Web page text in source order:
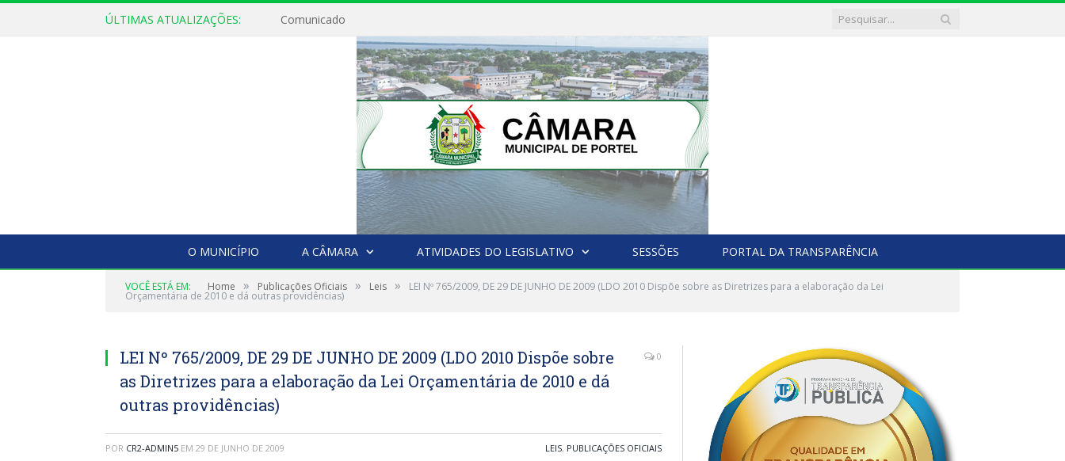
ÚLTIMAS ATUALIZAÇÕES: Comunicado
O MUNICÍPIO A CÂMARA ATIVIDADES DO LEGISLATIVO SESSÕES PORTAL DA TRANSPARÊNCIA
VOCÊ ESTÁ EM: Home » Publicações Oficiais » Leis » LEI Nº 765/2009, DE 29 DE JUNHO DE 2009 (LDO 2010 Dispõe sobre as Diretrizes para a elaboração da Lei
Orçamentária de 2010 e dá outras providências)
LEI Nº 765/2009, DE 29 DE JUNHO DE 2009 (LDO 2010 Dispõe sobre
as Diretrizes para a elaboração da Lei Orçamentária de 2010 e dá
outras providências)
0
POR CR2-ADMIN5 EM 29 DE JUNHO DE 2009 LEIS, PUBLICAÇÕES OFICIAIS